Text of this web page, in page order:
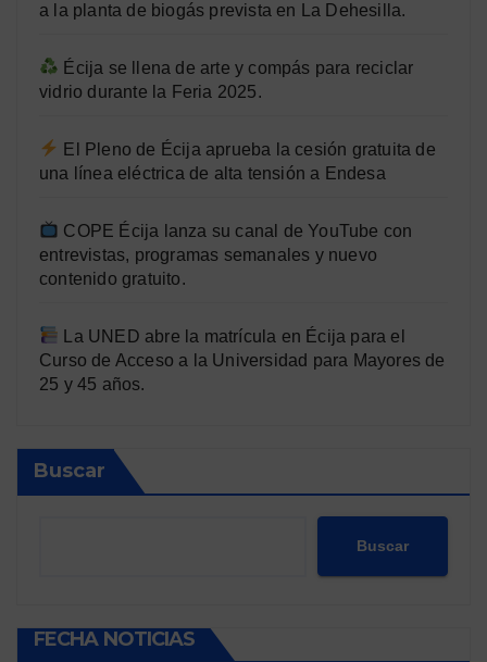
a la planta de biogás prevista en La Dehesilla.
Écija se llena de arte y compás para reciclar
vidrio durante la Feria 2025.
El Pleno de Écija aprueba la cesión gratuita de
una línea eléctrica de alta tensión a Endesa
COPE Écija lanza su canal de YouTube con
entrevistas, programas semanales y nuevo
contenido gratuito.
La UNED abre la matrícula en Écija para el
Curso de Acceso a la Universidad para Mayores de
25 y 45 años.
Buscar
Buscar
FECHA NOTICIAS